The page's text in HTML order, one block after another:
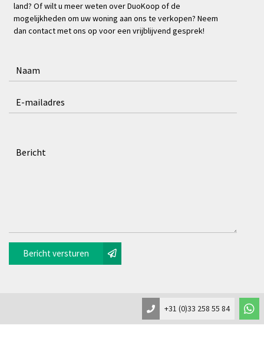
land? Of wilt u meer weten over DuoKoop of de
mogelijkheden om uw woning aan ons te verkopen? Neem
dan contact met ons op voor een vrijblijvend gesprek!
Bericht versturen
+31 (0)33 258 55 84